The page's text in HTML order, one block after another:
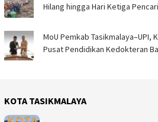
Hilang hingga Hari Ketiga
MoU Pemkab Tasikmalaya–UPI,
Pusat Pendidikan Kedokteran
KOTA TASIKMALAYA